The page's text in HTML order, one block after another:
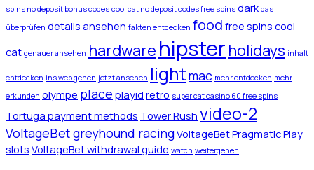
spins no deposit bonus codes cool cat no deposit codes free spins dark das
überprüfen details ansehen fakten entdecken food free spins cool
cat genauer ansehen hardware hipster holidays inhalt
entdecken ins web gehen jetzt ansehen lightmac mehr entdecken mehr
erkunden olympe place playid retro super cat casino 60 free spins
Tortuga payment methods Tower Rush video-2
VoltageBet greyhound racingVoltageBet Pragmatic Play
slots VoltageBet withdrawal guide watch weitergehen